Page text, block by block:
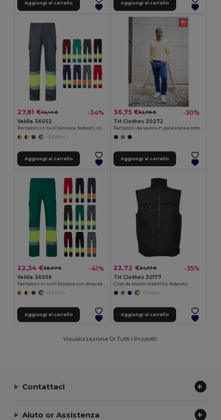
Aggiungi al carrello Aggiungi al carrello
27,81 €42,44 € -34%
Velilla 36052
Pantaloni in twill bicolore, foderati, con diverse tasche, in cotone (20%) e poliestere (80%)
+6 Colori
Aggiungi al carrello
36,75 €52,70 € -30%
TH Clothes 30272
Pantaloni da lavoro in poliestere e cotone
Aggiungi al carrello
22,34 €38,07 € -41%
Velilla 36056
Pantaloni in twill bicolore con diverse tasche (210g/m²), in cotone (20%) e poliestere (80%)
+5 Colori
Aggiungi al carrello
22,72 €34,77 € -35%
TH Clothes 30177
Gilet da lavoro imbottito, foderato
+1 Colori
Aggiungi al carrello
Visualizzazione Di Tutti I Prodotti.
Contattaci
Aiuto or Assistenza